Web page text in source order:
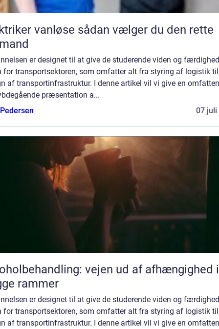
vanløse sådan vælger du den rette
er designet til at give de studerende viden og
for transportsektoren, som omfatter alt fra styring af logistik til
af transportinfrastruktur. I denne artikel vil vi give en
præsentation a...
07 juli
vejen ud af afhængighed i
rammer
er designet til at give de studerende viden og
for transportsektoren, som omfatter alt fra styring af logistik til
af transportinfrastruktur. I denne artikel vil vi give en